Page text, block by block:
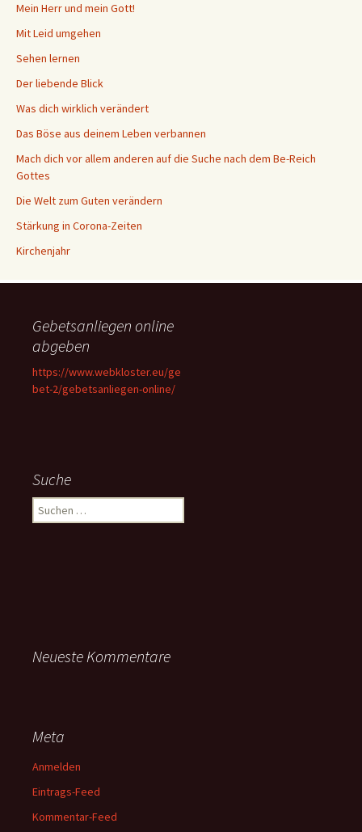
Mein Herr und mein Gott!
Mit Leid umgehen
Sehen lernen
Der liebende Blick
Was dich wirklich verändert
Das Böse aus deinem Leben verbannen
Mach dich vor allem anderen auf die Suche nach dem Be-Reich
Gottes
Die Welt zum Guten verändern
Stärkung in Corona-Zeiten
Kirchenjahr
Gebetsanliegen online
abgeben
https://www.webkloster.eu/ge
bet-2/gebetsanliegen-online/
Suche
Suchen
nach:
Neueste Kommentare
Meta
Anmelden
Eintrags-Feed
Kommentar-Feed